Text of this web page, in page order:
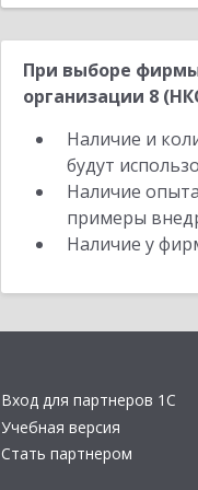
При выборе
организации 8
Наличие и
будут
Наличие
примеры
Наличие у
Вход для партнеров 1С
Учебная версия
Стать партнером